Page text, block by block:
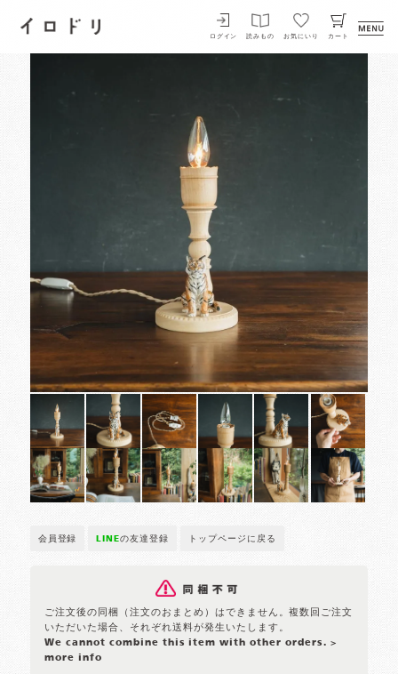
イロドリ
ログイン 読みもの お気にいり カート
会員登録 LINEの友達登録 トップページに戻る
ご注文後の同梱（注文のおまとめ）はできません。複数回ご注文
いただいた場合、それぞれ送料が発生いたします。
We cannot combine this item with other orders. >
more info